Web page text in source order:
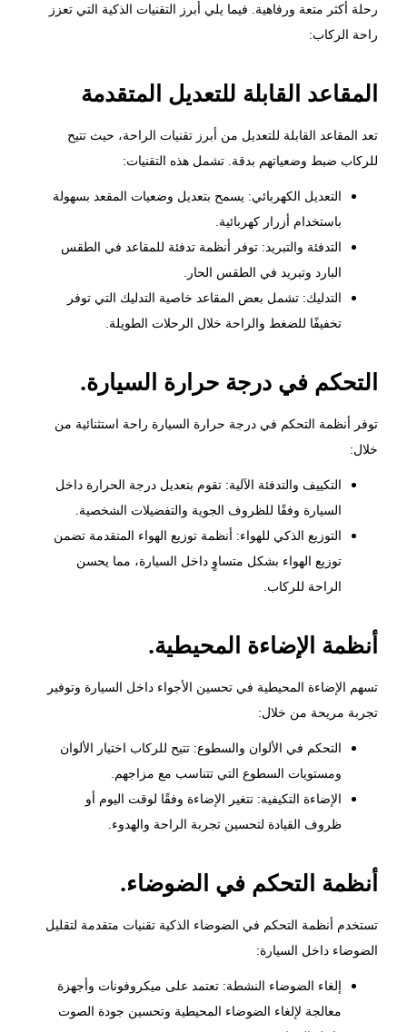
رحلة أكثر متعة ورفاهية. فيما يلي أبرز التقنيات الذكية التي تعزز
راحة الركاب:
المقاعد القابلة للتعديل المتقدمة
تعد المقاعد القابلة للتعديل من أبرز تقنيات الراحة، حيث تتيح
للركاب ضبط وضعياتهم بدقة. تشمل هذه التقنيات:
التعديل الكهربائي: يسمح بتعديل وضعيات المقعد بسهولة
باستخدام أزرار كهربائية.
التدفئة والتبريد: توفر أنظمة تدفئة للمقاعد في الطقس
البارد وتبريد في الطقس الحار.
التدليك: تشمل بعض المقاعد خاصية التدليك التي توفر
تخفيفًا للضغط والراحة خلال الرحلات الطويلة.
التحكم في درجة حرارة السيارة.
توفر أنظمة التحكم في درجة حرارة السيارة راحة استثنائية من
خلال:
التكييف والتدفئة الآلية: تقوم بتعديل درجة الحرارة داخل
السيارة وفقًا للظروف الجوية والتفضيلات الشخصية.
التوزيع الذكي للهواء: أنظمة توزيع الهواء المتقدمة تضمن
توزيع الهواء بشكل متساوٍ داخل السيارة، مما يحسن
الراحة للركاب.
أنظمة الإضاءة المحيطية.
تسهم الإضاءة المحيطية في تحسين الأجواء داخل السيارة وتوفير
تجربة مريحة من خلال:
التحكم في الألوان والسطوع: تتيح للركاب اختيار الألوان
ومستويات السطوع التي تتناسب مع مزاجهم.
الإضاءة التكيفية: تتغير الإضاءة وفقًا لوقت اليوم أو
ظروف القيادة لتحسين تجربة الراحة والهدوء.
أنظمة التحكم في الضوضاء.
تستخدم أنظمة التحكم في الضوضاء الذكية تقنيات متقدمة لتقليل
الضوضاء داخل السيارة:
إلغاء الضوضاء النشطة: تعتمد على ميكروفونات وأجهزة
معالجة لإلغاء الضوضاء المحيطية وتحسين جودة الصوت